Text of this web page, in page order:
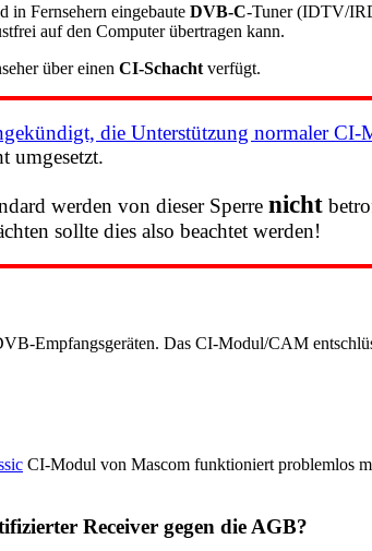
in Fernsehern eingebaute DVB-C-Tuner (IDTV/
auf den Computer übertragen kann.
über einen CI-Schacht verfügt.
die Unterstützung normaler
umgesetzt.
werden von dieser Sperrenicht
sollte dies also beachtet werden!
Empfangsgeräten. Das CI-Modul/CAM
CI-Modul von Mascom funktioniert problemlos
Receiver gegen die AGB?